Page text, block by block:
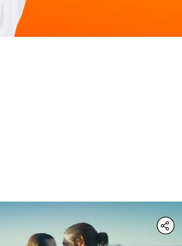
только поднималось над
любви Санем и Джана. Ведь кто может